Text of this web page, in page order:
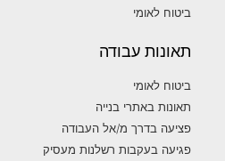
ביטוח לאומי
תאונות עבודה
ביטוח לאומי
תאונות באתרי בנייה
פציעה בדרך מ/אל העבודה
פגיעה בעקבות רשלנות מעסיק